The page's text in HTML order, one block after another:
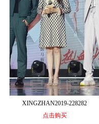
XINGZHAN2019-228282
点击购买